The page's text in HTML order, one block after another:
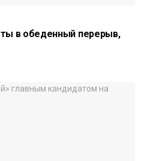
в обеденный перерыв,